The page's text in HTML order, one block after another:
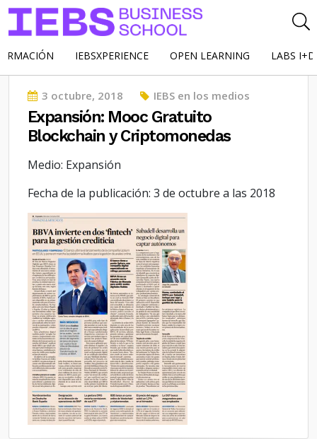
IEBSXPERIENCE OPEN LEARNING LABS
Posted
on
3 octubre, 2018 IEBS en los medios
Expansión: Mooc Gratuito
Blockchain y Criptomonedas
Medio: Expansión
Fecha de la publicación: 3 de octubre a las 2018